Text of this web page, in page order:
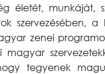
életét, munkáját,
szervezésében,
zenei
magyar
tegyenek